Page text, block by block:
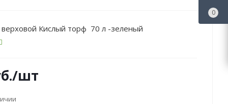
верховой Кислый торф 70 л -зеленый
/шт
0